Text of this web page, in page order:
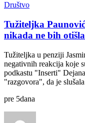
Društvo
Tužiteljka
nikada ne bih
Tužiteljka u penziji
negativnih reakcija koje
podkastu "Inserti"
"razgovora", da je
pre 5dana